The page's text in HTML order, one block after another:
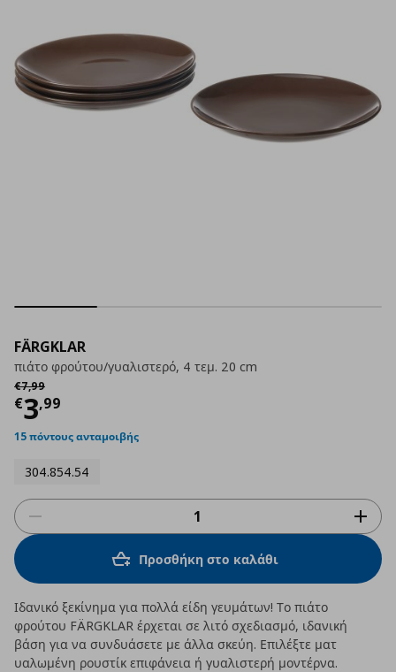
FÄRGKLAR
πιάτο φρούτου/γυαλιστερό, 4 τεμ. 20 cm
€7,99
Αρχική τιμή
€3,99
Τρέχουσα τιμή
15 πόντους ανταμοιβής
304.854.54
Προσθήκη στο καλάθι
Ιδανικό ξεκίνημα για πολλά είδη γευμάτων! Το πιάτο
φρούτου FÄRGKLAR έρχεται σε λιτό σχεδιασμό, ιδανική
βάση για να συνδυάσετε με άλλα σκεύη. Επιλέξτε ματ
υαλωμένη ρουστίκ επιφάνεια ή γυαλιστερή μοντέρνα.